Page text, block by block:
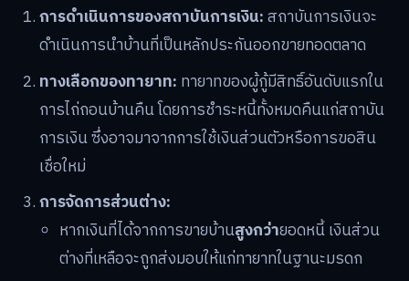
การดำเนินการของสถาบันการเงิน:สถาบันการเงินจะ
ดำเนินการนำบ้านที่เป็นหลักประกันออกขายทอดตลาด
ทางเลือกของทายาท: ทายาทของผู้กู้มีสิทธิ์อันดับแรกใน
การไถ่ถอนบ้านคืน โดยการชำระหนี้ทั้งหมดคืนแก่สถาบัน
การเงิน ซึ่งอาจมาจากการใช้เงินส่วนตัวหรือการขอสิน
เชื่อใหม่
การจัดการส่วนต่าง:
หากเงินที่ได้จากการขายบ้านสูงกว่ายอดหนี้ เงินส่วน
ต่างที่เหลือจะถูกส่งมอบให้แก่ทายาทในฐานะมรดก